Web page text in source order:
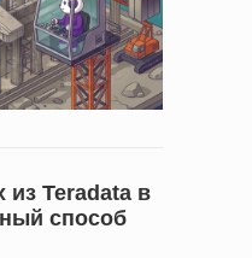
Teradata в
способ